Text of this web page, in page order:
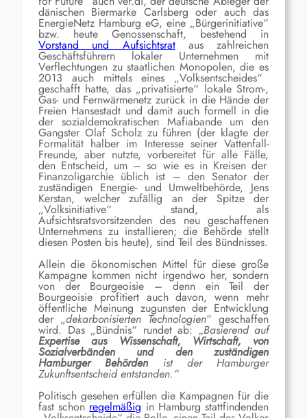
dänischen Biermarke Carlsbergoder auch das
EnergieNetz Hamburg eG, eine „Bürgerinitiative“
bzw. heute Genossenschaft, bestehend in
Vorstand und Aufsichtsrataus zahlreichen
Geschäftsführern lokaler Unternehmen mit
Verflechtungen zu staatlichen Monopolen,diees
2013 auch mittels eines „Volksentscheides“
geschafft hatte, das „privatisierte“ lokale Strom-,
Gas- und Fernwärmenetz zurück in die Hände der
Freien Hansestadt und damit auch formell in die
der sozialdemokratischen Mafiabandeum den
Gangster Olaf Scholz zu führen (der klagteder
Formalität halber im Interesse seiner Vattenfall-
Freunde,aber nutzte,vorbereitet für alle Fälle,
den Entscheid, um –so wie es in Kreisender
Finanzoligarchie üblich ist – den Senator der
zuständigen Energie- und Umweltbehörde, Jens
Kerstan, welcher zufällig an der Spitze der
„Volksinitiative“ stand, als
Aufsichtsratsvorsitzenden des neu geschaffenen
Unternehmens zu installieren; die Behörde stellt
diesen Posten bis heute), sind Teil des Bündnisses.
Allein die ökonomischen Mittel für diese große
Kampagne kommen nicht irgendwo her, sondern
von der Bourgeoisie – denn ein Teil der
Bourgeoisie profitiert auch davon, wenn mehr
öffentliche Meinung zugunsten der Entwicklung
der „dekarbonisierten Technologien“ geschaffen
wird. Das „Bündnis“ rundet ab: „Basierend auf
Expertise aus Wissenschaft, Wirtschaft, von
Sozialverbänden und den zuständigen
Hamburger Behörden ist der Hamburger
Zukunftsentscheid entstanden.“
Politisch gesehen erfüllen die Kampagnen für die
fast schon regelmäßig in Hamburg stattfindenden